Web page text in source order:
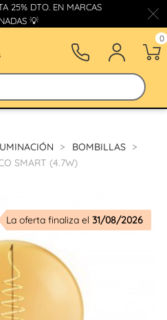
25% DTO. EN MARCAS
💡
0
BOMBILLAS
SMART (4.7W)
La oferta finaliza el 31/08/2026